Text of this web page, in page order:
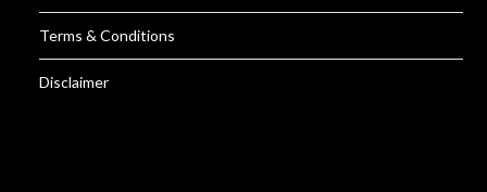
Terms & Conditions
Disclaimer